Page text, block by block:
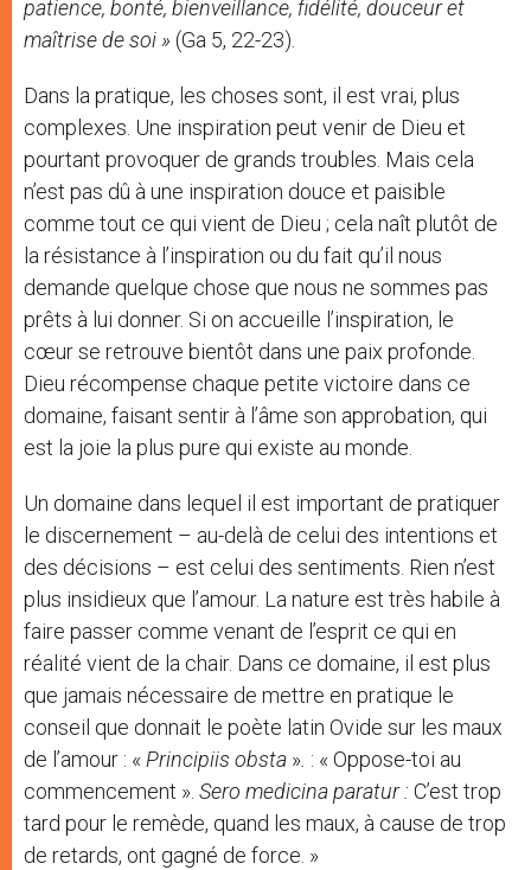
patience, bonté, bienveillance, fidélité, douceur et
maîtrise de soi » (Ga 5, 22-23).
Dans la pratique, les choses sont, il est vrai, plus
complexes. Une inspiration peut venir de Dieu et
pourtant provoquer de grands troubles. Mais cela
n’est pas dû à une inspiration douce et paisible
comme tout ce qui vient de Dieu ; cela naît plutôt de
la résistance à l’inspiration ou du fait qu’il nous
demande quelque chose que nous ne sommes pas
prêts à lui donner. Si on accueille l’inspiration, le
cœur se retrouve bientôt dans une paix profonde.
Dieu récompense chaque petite victoire dans ce
domaine, faisant sentir à l’âme son approbation, qui
est la joie la plus pure qui existe au monde.
Un domaine dans lequel il est important de pratiquer
le discernement – ​​au-delà de celui des intentions et
des décisions – est celui des sentiments. Rien n’est
plus insidieux que l’amour. La nature est très habile à
faire passer comme venant de l’esprit ce qui en
réalité vient de la chair. Dans ce domaine, il est plus
que jamais nécessaire de mettre en pratique le
conseil que donnait le poète latin Ovide sur les maux
de l’amour : « Principiis obsta ». : « Oppose-toi au
commencement ». Sero medicina paratur : C’est trop
tard pour le remède, quand les maux, à cause de trop
de retards, ont gagné de force. »